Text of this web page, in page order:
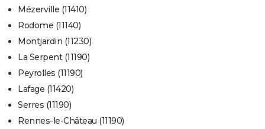
Mézerville (11410)
Rodome (11140)
Montjardin (11230)
La Serpent (11190)
Peyrolles (11190)
Lafage (11420)
Serres (11190)
Rennes-le-Château (11190)